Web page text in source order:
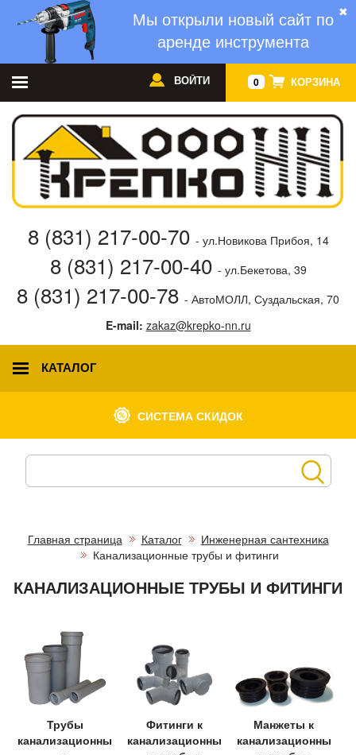
✖
Мы открыли новый сайт по
аренде инструмента
0 КОРЗИНА
ВОЙТИ
8 (831) 217-00-70 - ул.Новикова Прибоя, 14
8 (831) 217-00-40 - ул.Бекетова, 39
8 (831) 217-00-78 - АвтоМОЛЛ, Суздальская, 70
E-mail: zakaz@krepko-nn.ru
КАТАЛОГ
СИСТЕМА СКИДОК
Главная страница Каталог
Инженерная сантехника
Канализационные трубы и фитинги
КАНАЛИЗАЦИОННЫЕ ТРУБЫ И ФИТИНГИ
Трубы
канализационны
Фитинги к
канализационны
Манжеты к
канализационны